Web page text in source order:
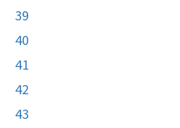
39
40
41
42
43